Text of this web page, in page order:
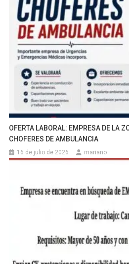
OFERTA LABORAL: EMPRESA DE LA
CHOFERES DE AMBULANCIA
16 de julio de 2026 mariano